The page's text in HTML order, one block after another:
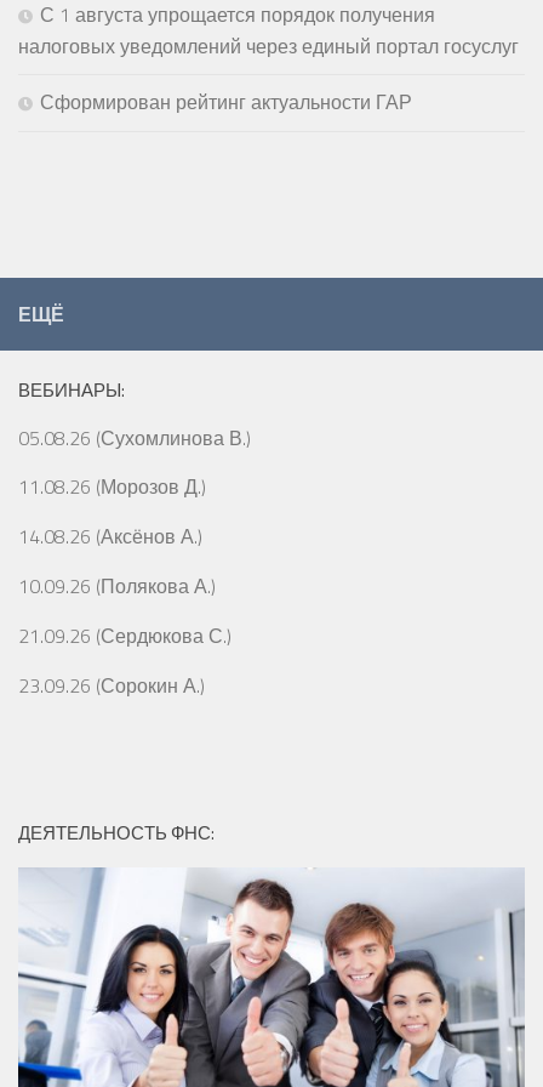
С 1 августа упрощается порядок получения
налоговых уведомлений через единый портал госуслуг
Сформирован рейтинг актуальности ГАР
ЕЩЁ
ВЕБИНАРЫ:
05.08.26 (Сухомлинова В.)
11.08.26 (Морозов Д.)
14.08.26 (Аксёнов А.)
10.09.26 (Полякова А.)
21.09.26 (Сердюкова С.)
23.09.26 (Сорокин А.)
ДЕЯТЕЛЬНОСТЬ ФНС: